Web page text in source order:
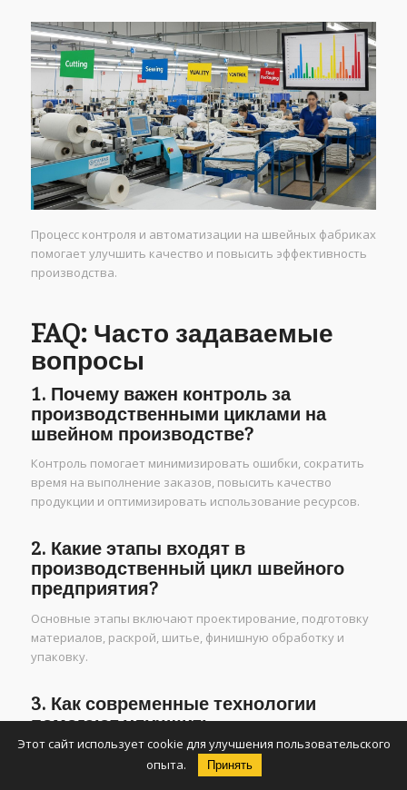
Процесс контроля и автоматизации на швейных фабриках
помогает улучшить качество и повысить эффективность
производства.
FAQ: Часто задаваемые
вопросы
1. Почему важен контроль за
производственными циклами на
швейном производстве?
Контроль помогает минимизировать ошибки, сократить
время на выполнение заказов, повысить качество
продукции и оптимизировать использование ресурсов.
2. Какие этапы входят в
производственный цикл швейного
предприятия?
Основные этапы включают проектирование, подготовку
материалов, раскрой, шитье, финишную обработку и
упаковку.
3. Как современные технологии
помогают улучшить
производственные циклы?
Использование программных решений для управления
Этот сайт использует cookie для улучшения пользовательского
опыта.
Принять